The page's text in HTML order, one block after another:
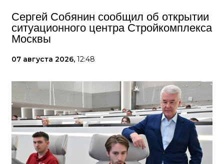
Сергей Собянин сообщил об открытии
ситуационного центра Стройкомплекса
Москвы
07 августа 2026, 12:48